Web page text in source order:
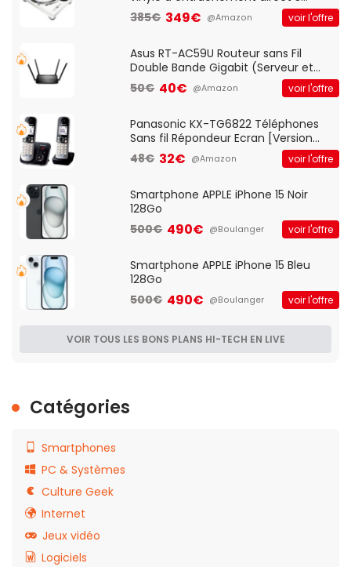
vitesses (33-45-78 trs/min) avec
pre-ampli intégré et port USB
385€ 349€ @Amazon voir l'offre
Asus RT-AC59U Routeur sans Fil
Double Bande Gigabit (Serveur et
Client VPN, Triple Vlan, Mode Point
d'accès et Bridge, contrôle Parental,
50€ 40€ @Amazon voir l'offre
Panasonic KX-TG6822 Téléphones
Sans fil Répondeur Ecran [Version
Française]
48€ 32€ @Amazon voir l'offre
Smartphone APPLE iPhone 15 Noir
128Go
500€ 490€ @Boulanger voir l'offre
Smartphone APPLE iPhone 15 Bleu
128Go
500€ 490€ @Boulanger voir l'offre
VOIR TOUS LES BONS PLANS HI-TECH EN LIVE
Catégories
Smartphones
PC & Systèmes
Culture Geek
Internet
Jeux vidéo
Logiciels